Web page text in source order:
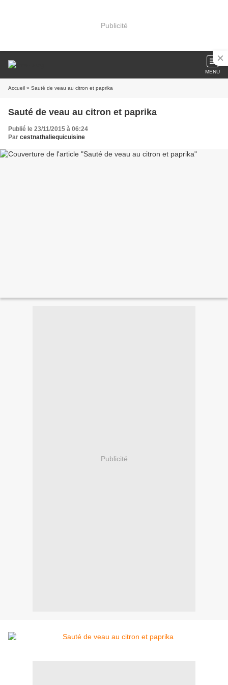
Publicité
MENU
Accueil » Sauté de veau au citron et paprika
Sauté de veau au citron et paprika
Publié le 23/11/2015 à 06:24
Par cestnathaliequicuisine
Publicité